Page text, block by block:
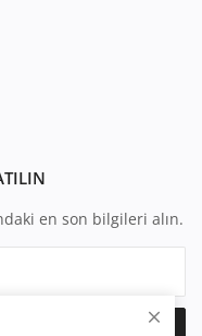
en son bilgileri alın.